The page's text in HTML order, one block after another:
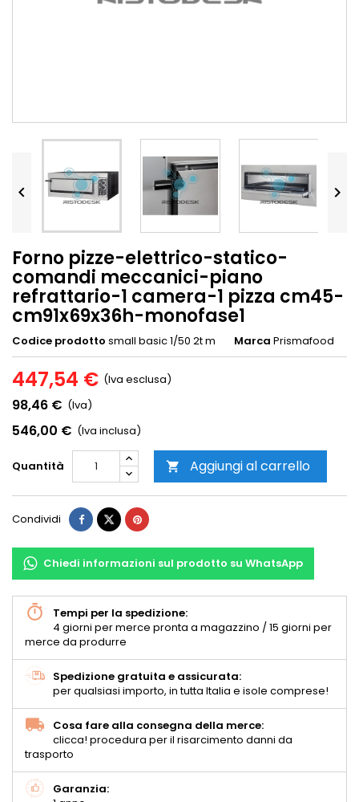
 
Forno pizze-elettrico-statico-
comandi meccanici-piano
refrattario-1 camera-1 pizza cm45-
cm91x69x36h-monofase1
Codice prodotto small basic 1/50 2t m Marca Prismafood
447,54 € (Iva esclusa)
98,46 € (Iva)
546,00 € (Iva inclusa)
Quantità  Aggiungi al carrello
Condividi
Chiedi informazioni sul prodotto su WhatsApp
Tempi per la spedizione:
4 giorni per merce pronta a magazzino / 15 giorni per
merce da produrre
Spedizione gratuita e assicurata:
per qualsiasi importo, in tutta Italia e isole comprese!
Cosa fare alla consegna della merce:
clicca! procedura per il risarcimento danni da
trasporto
Garanzia: